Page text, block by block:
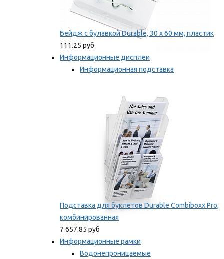
Бейдж с булавкой Durable, 30 х 60 мм, пластик
111.25 руб
Информационные дисплеи
Информационная подставка
Подставка для буклетов Durable Combiboxx Pro,
комбинированная
7 657.85 руб
Информационные рамки
Водонепроницаемые